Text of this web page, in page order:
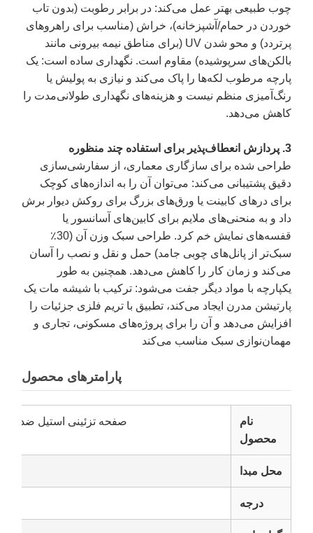
چوب طبیعی بهتر عمل می‌کند: در برابر رطوبت (بدون تاب
خوردن در حمام/آشپزخانه)، خراش (مناسب برای راهروهای
پرتردد) و محو شدن UV (برای مناطق نیمه بیرونی مانند
بالکن‌های سرپوشیده) مقاوم است. نگهداری ساده است: یک
پارچه مرطوب لکه‌ها را پاک می‌کند و نیازی به پولیش یا
رنگ‌آمیزی منظم نیست و هزینه‌های نگهداری طولانی‌مدت را
کاهش می‌دهد.
3. پردازش انعطاف‌پذیر برای استفاده چند منظوره
طراحی شده برای سازگاری معماری، از سفارشی‌سازی
دقیق پشتیبانی می‌کند: می‌توان آن را به اندازه‌های کوچک
برای درهای کابینت یا ورق‌های بزرگ برای روکش دیوار برش
داد و به منحنی‌های ملایم برای کابین‌های آسانسور یا
قفسه‌های نمایش خم کرد. طراحی سبک وزن آن (30٪
سبک‌تر از پانل‌های چوبی جامد) حمل و نقل و نصب را آسان
می‌کند و زمان کار را کاهش می‌دهد. همچنین به طور
یکپارچه با مواد دیگر جفت می‌شود: ترکیب با شیشه مات یک
پارتیشن مدرن ایجاد می‌کند، تطبیق با تریم فلزی جزئیات را
افزایش می‌دهد و آن را برای پروژه‌های مسکونی، تجاری و
مهمان‌نوازی سبک مناسب می‌کند
پارامترهای محصول
نام
محصول
صفحه تزئینی استیل ضد
محل مبدا
درجه